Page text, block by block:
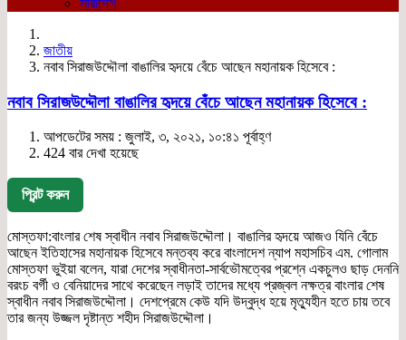
সারাদেশ
জাতীয়
নবাব সিরাজউদ্দৌলা বাঙালির হৃদয়ে বেঁচে আছেন মহানায়ক হিসেবে :
নবাব সিরাজউদ্দৌলা বাঙালির হৃদয়ে বেঁচে আছেন মহানায়ক হিসেবে :
আপডেটের সময় : জুলাই, ৩, ২০২১, ১০:৪১ পূর্বাহ্ণ
424 বার দেখা হয়েছে
প্রিন্ট করুন
মোস্তফা:বাংলার শেষ স্বাধীন নবাব সিরাজউদ্দৌলা। বাঙালির হৃদয়ে আজও যিনি বেঁচে
আছেন ইতিহাসের মহানায়ক হিসেবে মন্তব্য করে বাংলাদেশ ন্যাপ মহাসচিব এম. গোলাম
মোস্তফা ভুইয়া বলেন, যারা দেশের স্বাধীনতা-সার্বভৌমত্বের প্রশ্নে একচুলও ছাড় দেননি
বরংচ বর্গী ও বেনিয়াদের সাথে করেছেন লড়াই তাদের মধ্যে প্রজ্বল নক্ষত্র বাংলার শেষ
স্বাধীন নবাব সিরাজউদ্দৌলা। দেশপ্রেমে কেউ যদি উদ্বুদ্ধ হয়ে মৃত্যুহীন হতে চায় তবে
তার জন্য উজ্জল দৃষ্টান্ত শহীদ সিরাজউদ্দৌলা।